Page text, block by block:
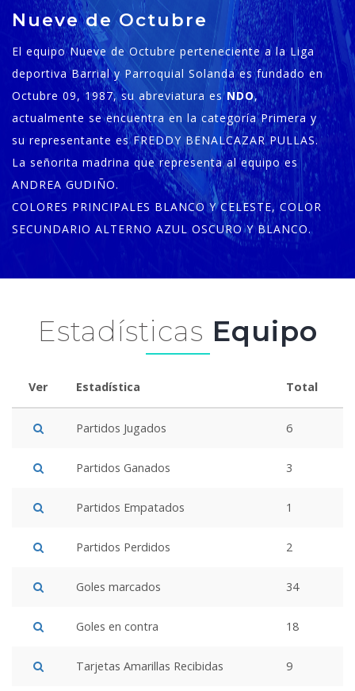
Nueve de Octubre
El equipo Nueve de Octubre perteneciente a la Liga
deportiva Barrial y Parroquial Solanda es fundado en
Octubre 09, 1987, su abreviatura esNDO,
actualmente se encuentra en la categoría Primera y
su representante es FREDDY BENALCAZAR PULLAS.
La señorita madrina que representa al equipo es
ANDREA GUDIÑO.
COLORES PRINCIPALES BLANCO Y CELESTE, COLOR
SECUNDARIO ALTERNO AZUL OSCURO Y BLANCO.
Estadísticas Equipo
Ver Estadística Total
Partidos Jugados 6
Partidos Ganados 3
Partidos Empatados 1
Partidos Perdidos 2
Goles marcados 34
Goles en contra 18
Tarjetas Amarillas Recibidas 9